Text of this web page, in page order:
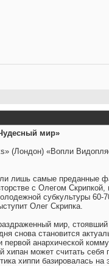
мир»
(Лондон) «Вопли
лишь самые преданные
с Олегом
субкультуры
Олег Скрипка.
мир,
снова становится
анархической
хипан может считать
хиппи базировалась